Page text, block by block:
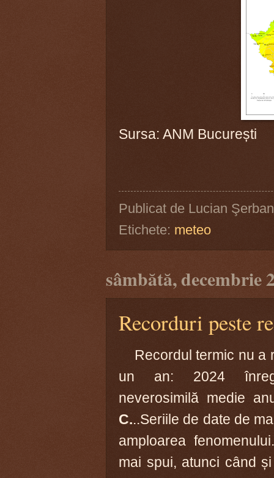
Sursa: ANM București
Publicat de Lucian Şerban
Etichete: meteo
sâmbătă, decembrie
Recorduri peste
Recordul termic nu a
un an: 2024
neverosimilă medie
C...Seriile de date de
amploarea
mai spui, atunci când